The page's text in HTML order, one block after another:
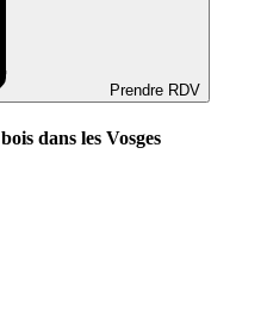
Prendre RDV
dans les Vosges